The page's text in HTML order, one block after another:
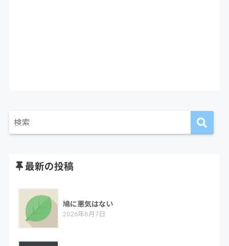
最新の投稿
鳩に悪気はない
2026年8月7日